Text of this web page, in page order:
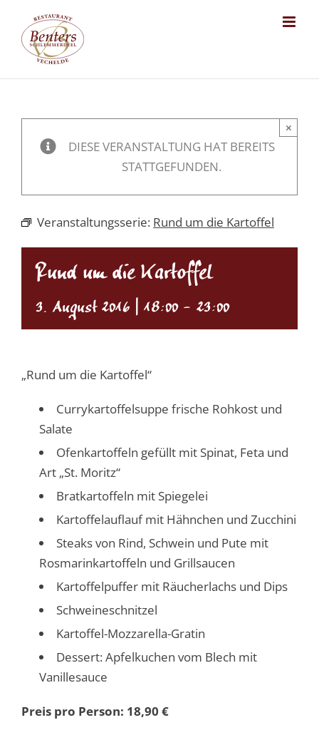
content
DIESE VERANSTALTUNG HAT BEREITS
STATTGEFUNDEN.
×
Veranstaltungsserie: Rund um die Kartoffel
Rund um die Kartoffel
3. August 2016 | 18:00- 23:00
„Rund um die Kartoffel“
Currykartoffelsuppe frische Rohkost und
Salate
Ofenkartoffeln gefüllt mit Spinat, Feta und
Art „St. Moritz“
Bratkartoffeln mit Spiegelei
Kartoffelauflauf mit Hähnchen und Zucchini
Steaks von Rind, Schwein und Pute mit
Rosmarinkartoffeln und Grillsaucen
Kartoffelpuffer mit Räucherlachs und Dips
Schweineschnitzel
Kartoffel-Mozzarella-Gratin
Dessert: Apfelkuchen vom Blech mit
Vanillesauce
Preis pro Person: 18,90 €